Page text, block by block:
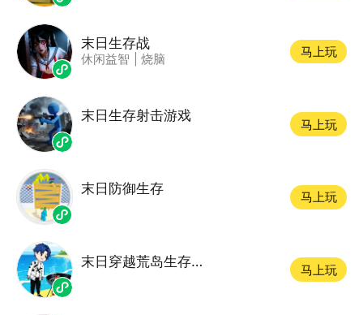
末日生存战
休闲益智 烧脑
马上玩
末日生存射击游戏
马上玩
末日防御生存
马上玩
末日穿越荒岛生存系统
马上玩